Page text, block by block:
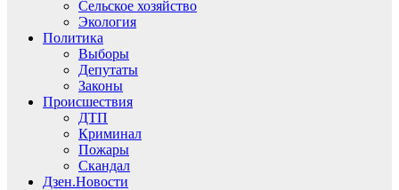
Сельское хозяйство
Экология
Политика
Выборы
Депутаты
Законы
Происшествия
ДТП
Криминал
Пожары
Скандал
Дзен.Новости